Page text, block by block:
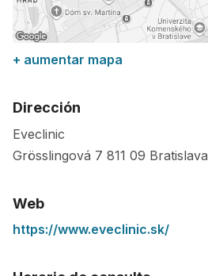
+ aumentar mapa
Dirección
Eveclinic
Grösslingová 7 811 09 Bratislava
Web
https://www.eveclinic.sk/